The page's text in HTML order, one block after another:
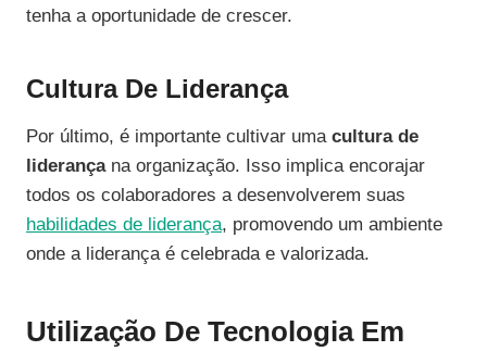
tenha a oportunidade de crescer.
Cultura De Liderança
Por último, é importante cultivar uma cultura de
liderançana organização. Isso implica encorajar
todos os colaboradores a desenvolverem suas
habilidades de liderança, promovendo um ambiente
onde a liderança é celebrada e valorizada.
Utilização De Tecnologia Em